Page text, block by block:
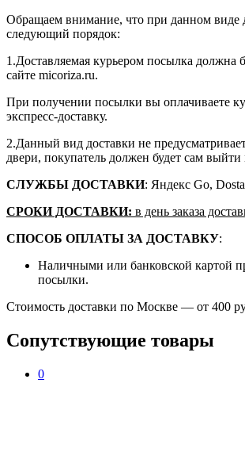
Обращаем внимание, что при данном виде
следующий порядок:
1.Доставляемая курьером посылка должна
сайте micoriza.ru.
При получении посылки вы оплачиваете
экспресс-доставку.
2.Данный вид доставки не
двери, покупатель должен будет сам выйти
СЛУЖБЫ ДОСТАВКИ: Яндекс Go,
СРОКИ ДОСТАВКИ: в день заказа
СПОСОБ ОПЛАТЫ ЗА ДОСТАВКУ:
Наличными или банковской картой
посылки.
Стоимость доставки по Москве — от 400
Сопутствующие товары
0